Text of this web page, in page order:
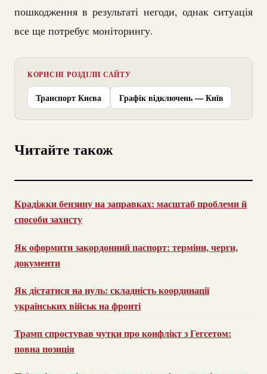
пошкодження в результаті негоди, однак ситуація
все ще потребує моніторингу.
КОРИСНІ РОЗДІЛИ САЙТУ
Транспорт Києва Графік відключень — Київ
Читайте також
Крадіжки бензину на заправках: масштаб проблеми й
способи захисту
Як оформити закордонний паспорт: терміни, черги,
документи
Як дістатися на нуль: складність координації
українських військ на фронті
Трамп спростував чутки про конфлікт з Гегсетом:
повна позиція